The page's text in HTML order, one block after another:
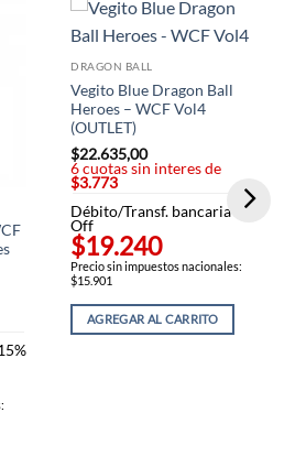
DRAGON BALL
Vegito Blue Dragon Ball
Heroes – WCF Vol4
(OUTLET)
$22.635,00
6 cuotas sin interes de
$3.773
Débito/Transf. bancaria 15%
Off
$19.240
Precio sin impuestos nacionales:
$15.901
AGREGAR AL CARRITO